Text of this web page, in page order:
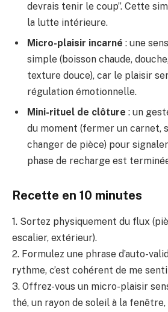
devrais tenir le coup”. Cette
la lutte intérieure.
Micro-plaisir incarné : une
simple (boisson chaude,
texture douce), car le plaisir
régulation émotionnelle.
Mini-rituel de clôture : un
du moment (fermer un carnet,
changer de pièce) pour
phase de recharge est
Recette en 10 minutes
1. Sortez physiquement du flux
escalier, extérieur).
2. Formulez une phrase d’auto-
rythme, c’est cohérent de me sentir
3. Offrez-vous un micro-plaisir
thé, un rayon de soleil à la fenêtre,